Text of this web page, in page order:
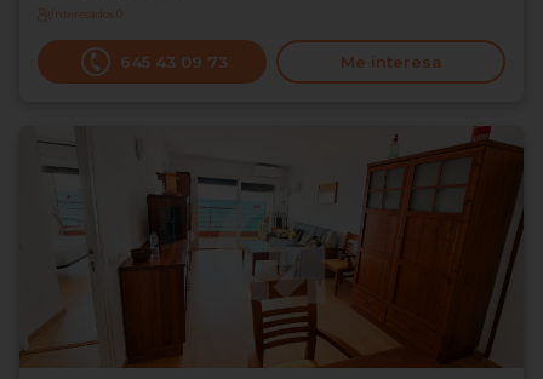
Interesados0
645 43 09 73 Me interesa